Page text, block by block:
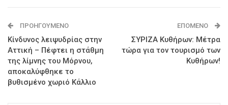
ΠΡΟΗΓΟΎΜΕΝΟ
Κίνδυνος λειψυδρίας στην
Αττική – Πέφτει η στάθμη
της λίμνης του Μόρνου,
αποκαλύφθηκε το
βυθισμένο χωριό Κάλλιο
ΕΠΌΜΕΝΟ
ΣΥΡΙΖΑ Κυθήρων: Μέτρα
τώρα για τον τουρισμό των
Κυθήρων!